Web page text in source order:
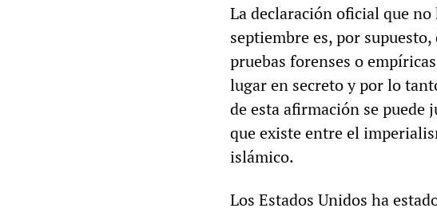
La declaración oficial que no
septiembre es, por
pruebas forenses o
lugar en secreto y por lo
de esta afirmación se
que existe entre el
islámico.
Los Estados Unidos ha